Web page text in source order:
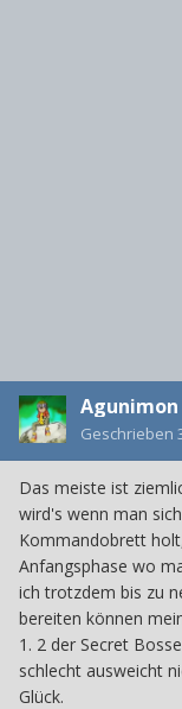
Agunimon
Geschrieben
Das meiste ist
wird's wenn man
Kommandobrett
Anfangsphase wo
ich trotzdem bis zu
bereiten können
1. 2 der Secret
schlecht ausweicht
Glück.